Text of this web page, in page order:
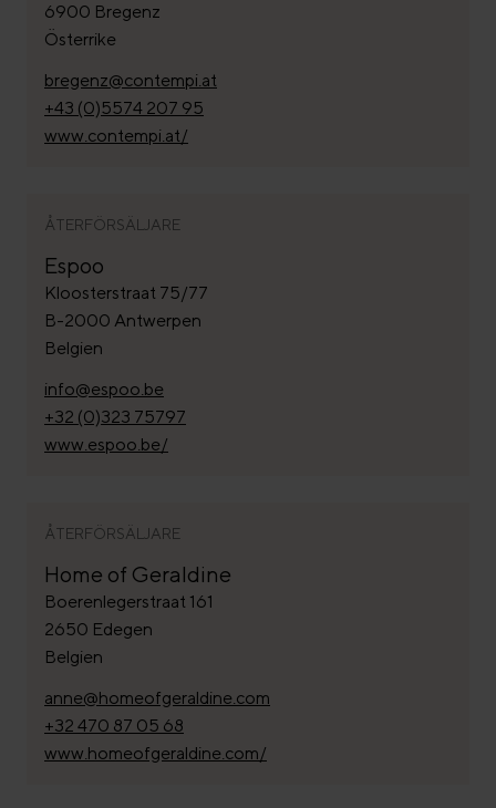
6900 Bregenz
Österrike
bregenz@contempi.at
+43 (0)5574 207 95
www.contempi.at/
ÅTERFÖRSÄLJARE
Espoo
Kloosterstraat 75/77
B-2000 Antwerpen
Belgien
info@espoo.be
+32 (0)323 75797
www.espoo.be/
ÅTERFÖRSÄLJARE
Home of Geraldine
Boerenlegerstraat 161
2650 Edegen
Belgien
anne@homeofgeraldine.com
+32 470 87 05 68
www.homeofgeraldine.com/